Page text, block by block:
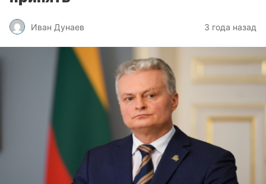
Иван Дунаев 3 года назад